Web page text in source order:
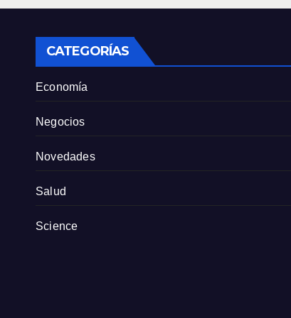
CATEGORÍAS
Economía
Negocios
Novedades
Salud
Science